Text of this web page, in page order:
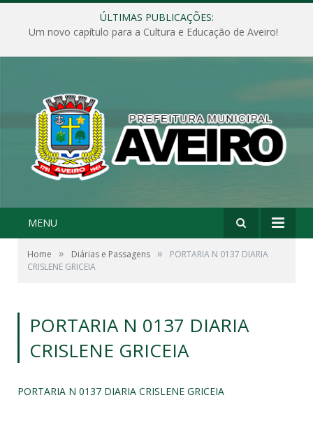
ÚLTIMAS PUBLICAÇÕES:
Um novo capítulo para a Cultura e Educação de Aveiro!
MENU
Home » Diárias e Passagens »
PORTARIA N 0137 DIARIA
CRISLENE GRICEIA
PORTARIA N 0137 DIARIA
CRISLENE GRICEIA
PORTARIA N 0137 DIARIA CRISLENE GRICEIA